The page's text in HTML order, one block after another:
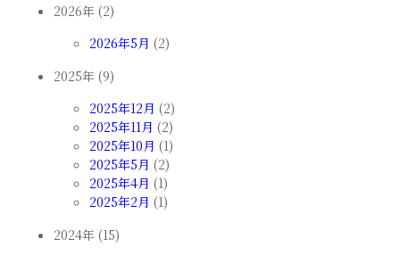
2026年 (2)
2026年5月 (2)
2025年 (9)
2025年12月 (2)
2025年11月 (2)
2025年10月 (1)
2025年5月 (2)
2025年4月 (1)
2025年2月 (1)
2024年 (15)